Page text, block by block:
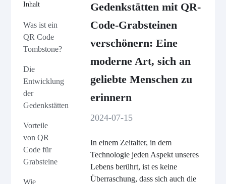
Inhalt
Was ist ein
QR Code
Tombstone?
Die
Entwicklung
der
Gedenkstätten
Vorteile
von QR
Code für
Grabsteine
Wie
Gedenkstätten mit QR-
Code-Grabsteinen
verschönern: Eine
moderne Art, sich an
geliebte Menschen zu
erinnern
2024-07-15
In einem Zeitalter, in dem
Technologie jeden Aspekt unseres
Lebens berührt, ist es keine
Überraschung, dass sich auch die